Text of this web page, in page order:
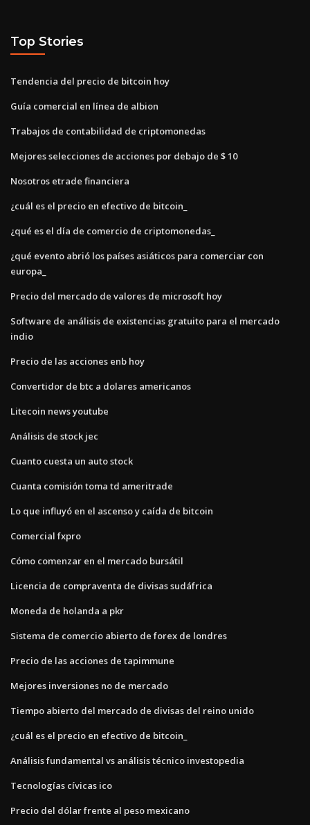
Top Stories
Tendencia del precio de bitcoin hoy
Guía comercial en línea de albion
Trabajos de contabilidad de criptomonedas
Mejores selecciones de acciones por debajo de $ 10
Nosotros etrade financiera
¿cuál es el precio en efectivo de bitcoin_
¿qué es el día de comercio de criptomonedas_
¿qué evento abrió los países asiáticos para comerciar con
europa_
Precio del mercado de valores de microsoft hoy
Software de análisis de existencias gratuito para el mercado
indio
Precio de las acciones enb hoy
Convertidor de btc a dolares americanos
Litecoin news youtube
Análisis de stock jec
Cuanto cuesta un auto stock
Cuanta comisión toma td ameritrade
Lo que influyó en el ascenso y caída de bitcoin
Comercial fxpro
Cómo comenzar en el mercado bursátil
Licencia de compraventa de divisas sudáfrica
Moneda de holanda a pkr
Sistema de comercio abierto de forex de londres
Precio de las acciones de tapimmune
Mejores inversiones no de mercado
Tiempo abierto del mercado de divisas del reino unido
¿cuál es el precio en efectivo de bitcoin_
Análisis fundamental vs análisis técnico investopedia
Tecnologías cívicas ico
Precio del dólar frente al peso mexicano